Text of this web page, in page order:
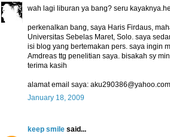
wah lagi liburan ya bang? seru
perkenalkan bang, saya Haris Firdaus,
Universitas Sebelas Maret, Solo. saya
isi blog yang bertemakan pers. saya ingin
Amdreas ttg penelitian saya. bisakah sy
terima kasih
alamat email saya: aku290386@yahoo.com
January 18, 2009
keep smile said...